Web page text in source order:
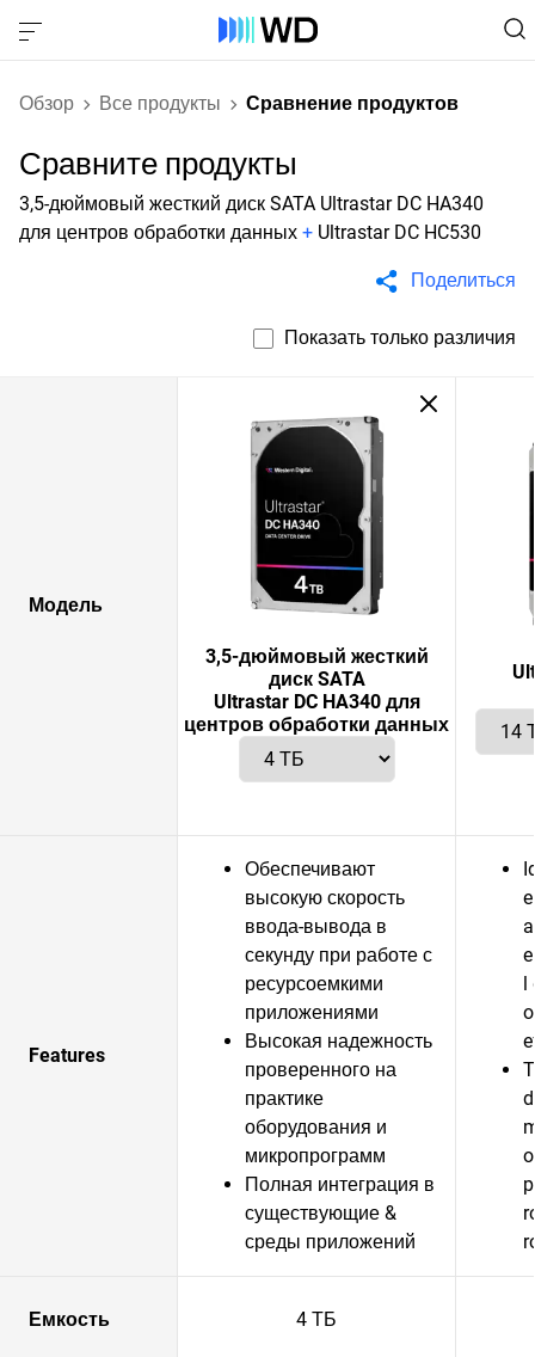
Обзор Все продукты Сравнение продуктов
Сравните продукты
3,5-дюймовый жесткий диск SATA Ultrastar DC HA340
для центров обработки данных + Ultrastar DC HC530
Поделиться
Показать только различия
Модель
3,5-дюймовый жесткий
диск SATA
Ultrastar DC HA340 для
центров обработки данных
Features
Обеспечивают
высокую скорость
ввода-вывода в
секунду при работе с
ресурсоемкими
приложениями
Высокая надежность
проверенного на
практике
оборудования и
микропрограмм
Полная интеграция в
существующие &
среды приложений
l
Емкость 4 ТБ